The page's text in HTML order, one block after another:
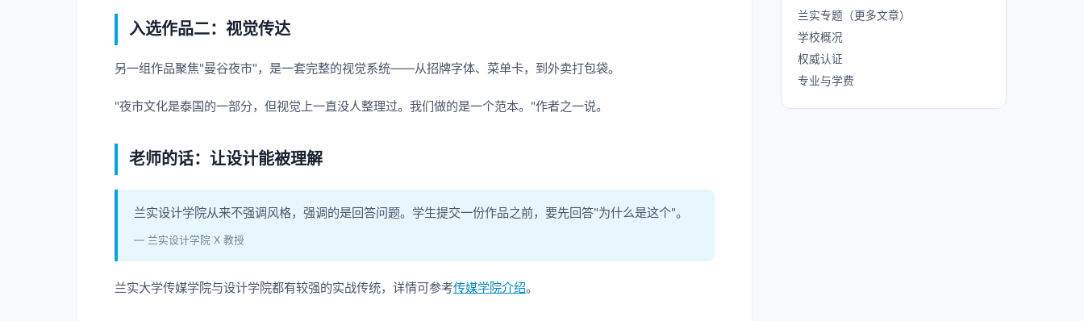
入选作品二：视觉传达
另一组作品聚焦"曼谷夜市"，是一套完整的视觉系统——从招牌字体、菜单卡，到外卖打包袋。
"夜市文化是泰国的一部分，但视觉上一直没人整理过。我们做的是一个范本。"作者之一说。
老师的话：让设计能被理解
兰实设计学院从来不强调风格，强调的是回答问题。学生提交一份作品之前，要先回答"为什么是这个"。
— 兰实设计学院 X 教授
兰实大学传媒学院与设计学院都有较强的实战传统，详情可参考传媒学院介绍。
兰实专题（更多文章）
学校概况
权威认证
专业与学费